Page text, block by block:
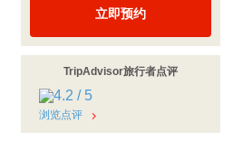
立即预约
TripAdvisor旅行者点评
浏览点评